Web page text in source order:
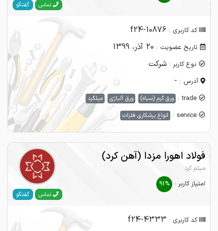
تماس گفتگو
کد کاربری : f24-10876
تاریخ عضویت : 20 آذر، 1399
نوع کاربر : شرکت
آدرس : -
trade : ورق گرم (سیاه) ورق آلیاژی میلگرد
service : انواع برشکاری فلزات
فولاد اهورا مزدا (آهن کرد)
میثم کرد
امتیاز کاربر : 91%
تماس گفتگو
کد کاربری : f24-4333